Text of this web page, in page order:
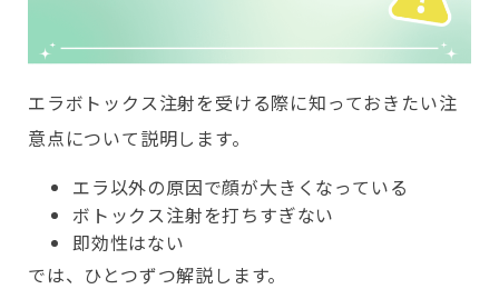
エラボトックス注射を受ける際に知っておきたい注
意点について説明します。
エラ以外の原因で顔が大きくなっている
ボトックス注射を打ちすぎない
即効性はない
では、ひとつずつ解説します。